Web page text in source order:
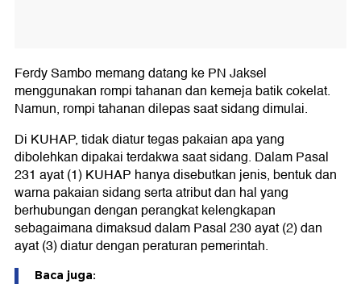
Ferdy Sambo memang datang ke PN Jaksel
menggunakan rompi tahanan dan kemeja batik cokelat.
Namun, rompi tahanan dilepas saat sidang dimulai.
Di KUHAP, tidak diatur tegas pakaian apa yang
dibolehkan dipakai terdakwa saat sidang. Dalam Pasal
231 ayat (1) KUHAP hanya disebutkan jenis, bentuk dan
warna pakaian sidang serta atribut dan hal yang
berhubungan dengan perangkat kelengkapan
sebagaimana dimaksud dalam Pasal 230 ayat (2) dan
ayat (3) diatur dengan peraturan pemerintah.
Baca juga: